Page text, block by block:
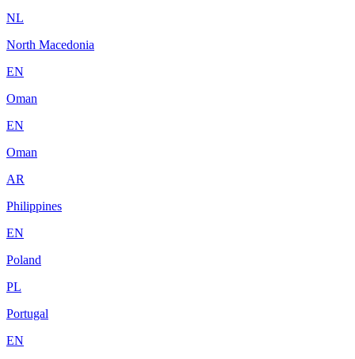
NL
North Macedonia
EN
Oman
EN
Oman
AR
Philippines
EN
Poland
PL
Portugal
EN